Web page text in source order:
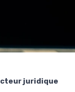
juridique